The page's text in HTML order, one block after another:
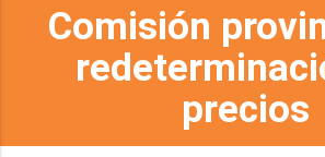
Comisión
precios